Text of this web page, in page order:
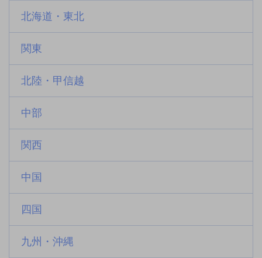
北海道・東北
関東
北陸・甲信越
中部
関西
中国
四国
九州・沖縄